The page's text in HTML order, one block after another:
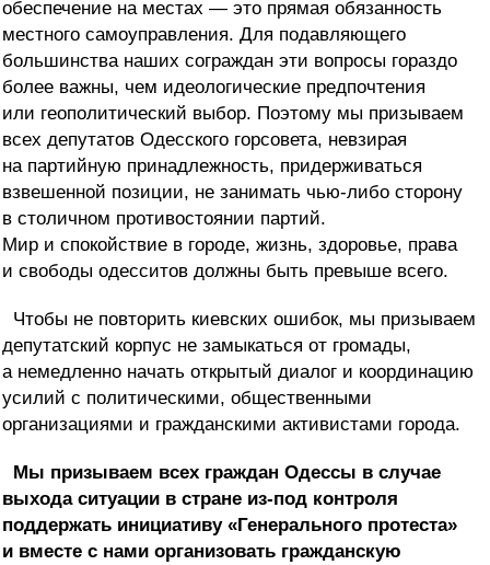
обеспечение на местах — это прямая обязанность
местного самоуправления. Для подавляющего
большинства наших сограждан эти вопросы гораздо
более важны, чем идеологические предпочтения
или геополитический выбор. Поэтому мы призываем
всех депутатов Одесского горсовета, невзирая
на партийную принадлежность, придерживаться
взвешенной позиции, не занимать чью-либо сторону
в столичном противостоянии партий.
Мир и спокойствие в городе, жизнь, здоровье, права
и свободы одесситов должны быть превыше всего.
Чтобы не повторить киевских ошибок, мы призываем
депутатский корпус не замыкаться от громады,
а немедленно начать открытый диалог и координацию
усилий с политическими, общественными
организациями и гражданскими активистами города.
Мы призываем всех граждан Одессы в случае
выхода ситуации в стране из-под контроля
поддержать инициативу «Генерального протеста»
и вместе с нами организовать гражданскую